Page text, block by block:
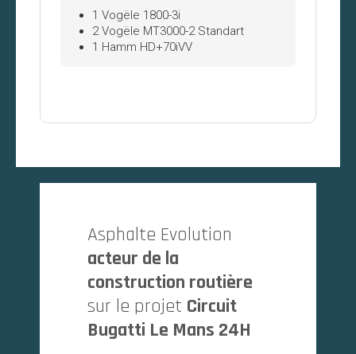
1 Vogële 1800-3i
2 Vogële MT3000-2 Standart
1 Hamm HD+70iVV
Asphalte Evolution
acteur de la
construction routière
sur le projet Circuit
Bugatti Le Mans 24H